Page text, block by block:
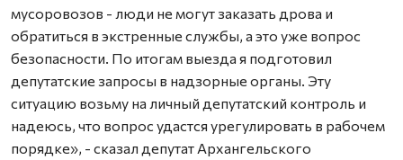
мусоровозов - люди не могут заказать дрова и
обратиться в экстренные службы, а это уже вопрос
безопасности. По итогам выезда я подготовил
депутатские запросы в надзорные органы. Эту
ситуацию возьму на личный депутатский контроль и
надеюсь, что вопрос удастся урегулировать в рабочем
порядке», - сказал депутат Архангельского